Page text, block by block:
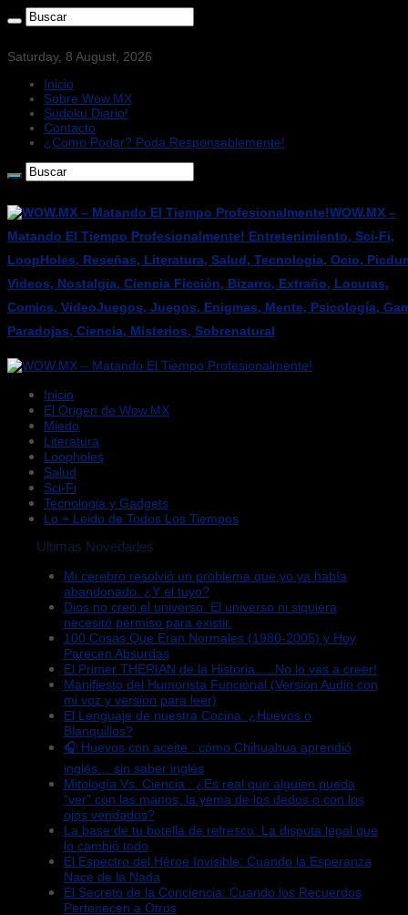
Saturday, 8 August, 2026
Inicio
Sobre Wow.MX
Sudoku Diario!
Contacto
¿Como Podar? Poda Responsablemente!
WOW.MX –
Matando El Tiempo Profesionalmente! Entretenimiento, Sci-Fi,
LoopHoles, Reseñas, Literatura, Salud, Tecnologia, Ocio,
Videos, Nostalgia, Ciencia Ficción, Bizarro, Extraño, Locuras,
Comics, VideoJuegos, Juegos, Enigmas, Mente, Psicología,
Paradojas, Ciencia, Misterios, Sobrenatural
Inicio
El Origen de Wow.MX
Miedo
Literatura
Loopholes
Salud
Sci-Fi
Tecnologia y Gadgets
Lo + Leido de Todos Los Tiempos
Ultimas Novedades
Mi cerebro resolvió un problema que yo ya había
abandonado. ¿Y el tuyo?
Dios no creó el universo. El universo ni siquiera
necesitó permiso para existir.
100 Cosas Que Eran Normales (1980-2005) y Hoy
Parecen Absurdas
El Primer THERIAN de la Historia…..No lo vas a creer!
Manifiesto del Humorista Funcional (Version Audio con
mi voz y version para leer)
El Lenguaje de nuestra Cocina: ¿Huevos o
Blanquillos?
🎧 Huevos con aceite : cómo Chihuahua aprendió
inglés… sin saber inglés
Mitología Vs. Ciencia : ¿Es real que alguien pueda
“ver” con las manos, la yema de los dedos o con los
ojos vendados?
La base de tu botella de refresco: La disputa legal que
lo cambió todo
El Espectro del Héroe Invisible: Cuando la Esperanza
Nace de la Nada
El Secreto de la Conciencia: Cuando los Recuerdos
Pertenecen a Otros